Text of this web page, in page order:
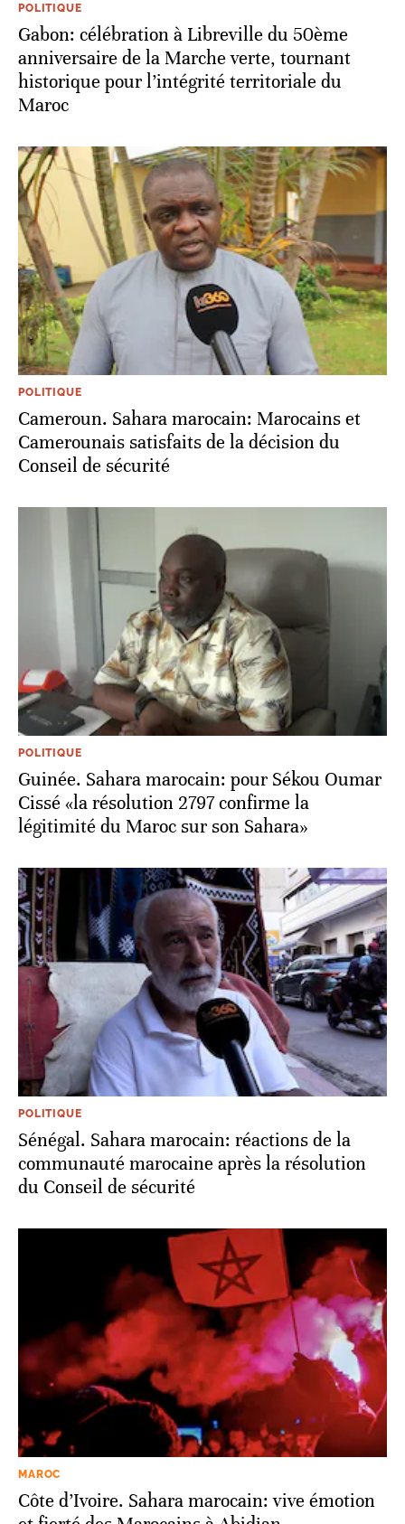
POLITIQUE
Gabon: célébration à Libreville du 50ème
anniversaire de la Marche verte, tournant
historique pour l’intégrité territoriale du
Maroc
POLITIQUE
Cameroun. Sahara marocain: Marocains et
Camerounais satisfaits de la décision du
Conseil de sécurité
POLITIQUE
Guinée. Sahara marocain: pour Sékou Oumar
Cissé «la résolution 2797 confirme la
légitimité du Maroc sur son Sahara»
POLITIQUE
Sénégal. Sahara marocain: réactions de la
communauté marocaine après la résolution
du Conseil de sécurité
MAROC
Côte d’Ivoire. Sahara marocain: vive émotion